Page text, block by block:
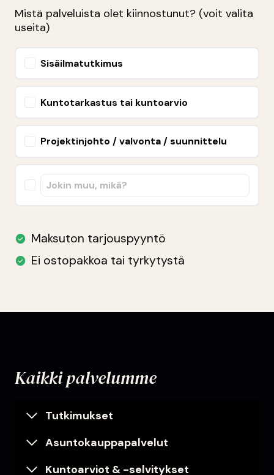
Kaikki palvelumme
Tutkimukset
Asuntokauppapalvelut
Kuntoarviot & -selvitykset